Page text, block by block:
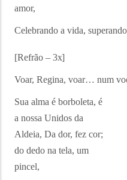
amor,
Celebrando a vida,
[Refrão – 3x]
Voar, Regina, voar… num
Sua alma é borboleta, é
a nossa Unidos da
Aldeia, Da dor, fez cor;
do dedo na tela, um
pincel,